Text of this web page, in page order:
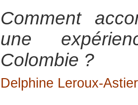
Comment
une
Colombie ?
Delphine Leroux-Astier